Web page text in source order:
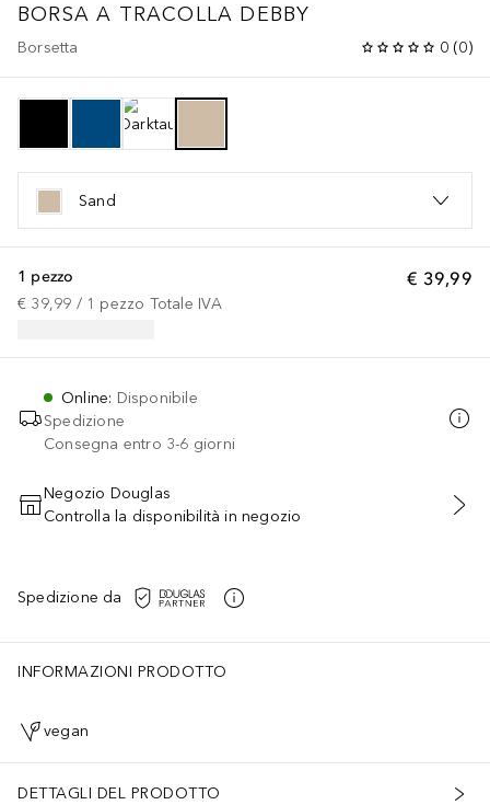
BORSA A TRACOLLA DEBBY
Borsetta 0 (0)
Sand
€ 39,99
1 pezzo
€ 39,99 / 1 pezzo Totale IVA
Online: Disponibile
Spedizione
Consegna entro 3-6 giorni
AGGIUNGI AL CARRELLO
Negozio Douglas
Controlla la disponibilità in negozio
Spedizione da
INFORMAZIONI PRODOTTO
vegan
DETTAGLI DEL PRODOTTO